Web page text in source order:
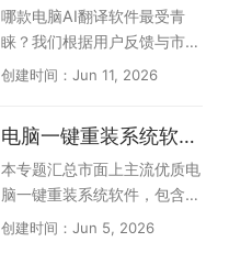
版本二维和三维CAD图纸，希
望对各位有帮助！
文档阅读；和第1种区别差不
多，只是重点突出了AI功能；
浏览器、小白AI浏览器）；第
使用AI功能的时候，还支持输
入网址访问页面，称的上隐形
AI浏览器（如豆包、夸克、纳
我们为您搜罗了多款最新、最
Q音乐、腾讯文档、QQ游戏
大厅、QQ浏览器、QQ输入
法、FoxMail等多款软件，只
要你有需求，在这里都能找
有娱乐、有视频、有音乐、有
办公、有管家、有浏览器等品
类，应有尽有，可以满足不同
用户的下载和体验，感兴趣的
朋友千万不要错过，尽快下载
哪款电脑AI翻译软件最受青
睐？我们根据用户反馈与市场
热度，整理了本年度备受关注
具，为您呈现当前电脑端AI翻
译领域的权威选择指南，助您
一目了然做出决策。本专题页
面全面收录了电脑端高效专业
创建时间：Jun 11, 2026
电脑一键重装系统软件汇总
本专题汇总市面上主流优质电
脑一键重装系统软件，包含云
净装机大师、小白一键重装系
创建时间：Jun 5, 2026